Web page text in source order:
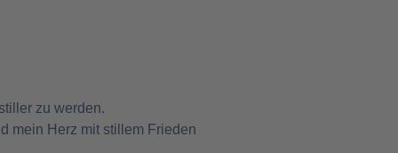
zu werden.
mein Herz mit stillem Frieden